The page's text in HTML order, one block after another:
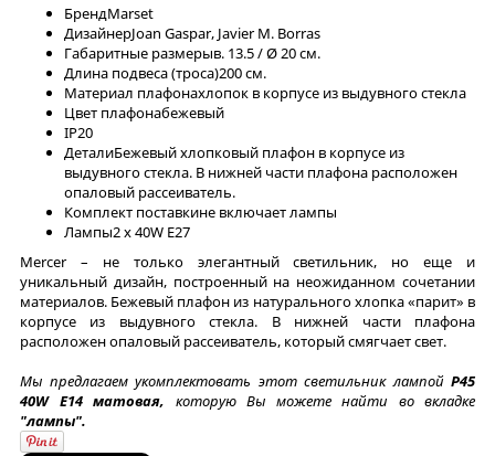
БрендMarset
ДизайнерJoan Gaspar, Javier M. Borras
Габаритные размерыв. 13.5 / Ø 20 см.
Длина подвеса (троса)200 см.
Материал плафонахлопок в корпусе из выдувного стекла
Цвет плафонабежевый
IP20
ДеталиБежевый хлопковый плафон в корпусе из
выдувного стекла. В нижней части плафона расположен
опаловый рассеиватель.
Комплект поставкине включает лампы
Лaмпы2 x 40W E27
Mercer – не только элегантный светильник, но еще и
уникальный дизайн, построенный на неожиданном сочетании
материалов. Бежевый плафон из натурального хлопка «парит» в
корпусе из выдувного стекла. В нижней части плафона
расположен опаловый рассеиватель, который смягчает свет.
Мы предлагаем укомплектовать этот светильник лампой P45
40W E14 матовая, которую Вы можете найти во вкладке
"лампы".